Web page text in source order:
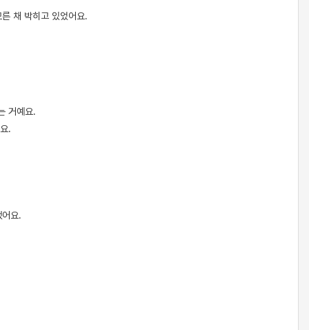
채 박히고 있었어요.
거예요.
.
요.